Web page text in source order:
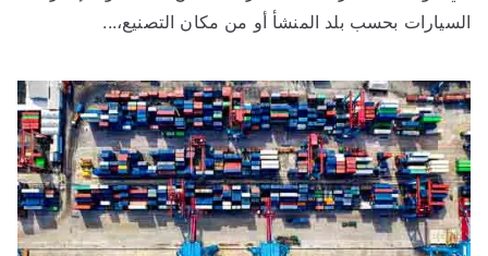
بحسب بلد المنشأ أو من مكان التصنيع،...